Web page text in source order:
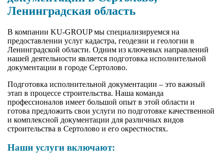
Ленинградская область
В компании KU-GROUP мы специализируемся на
предоставлении услуг кадастра, геодезии и геологии в
Ленинградской области. Одним из ключевых направлений
нашей деятельности является подготовка исполнительной
документации в городе Сертолово.
Подготовка исполнительной документации – это важный
этап в процессе строительства. Наша команда
профессионалов имеет большой опыт в этой области и
готова предложить свои услуги по подготовке качественной
и комплексной документации для различных видов
строительства в Сертолово и его окрестностях.
Наши услуги включают: